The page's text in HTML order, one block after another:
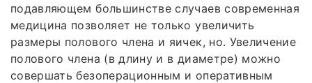
подавляющем большинстве случаев современная
медицина позволяет не только увеличить
размеры полового члена и яичек, но. Увеличение
полового члена (в длину и в диаметре) можно
совершать безоперационным и оперативным